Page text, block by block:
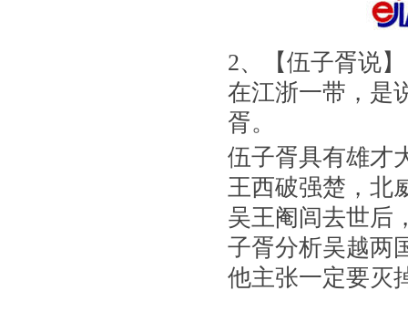
2、【伍子胥说】
在江浙一带，是
胥。
伍子胥具有雄才
王西破强楚，北
吴王阉闾去世后
子胥分析吴越两
他主张一定要灭